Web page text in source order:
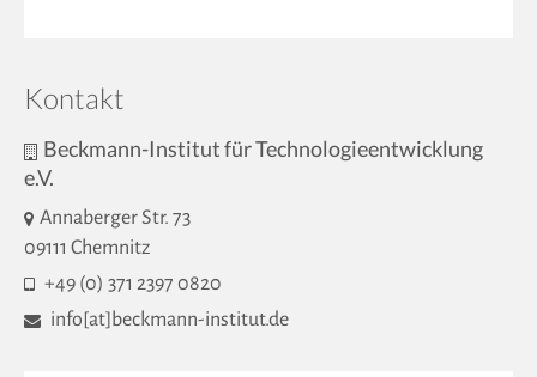
Kontakt
Beckmann-Institut für Technologieentwicklung
e.V.
Annaberger Str. 73
09111 Chemnitz
+49 (0) 371 2397 0820
info[at]beckmann-institut.de